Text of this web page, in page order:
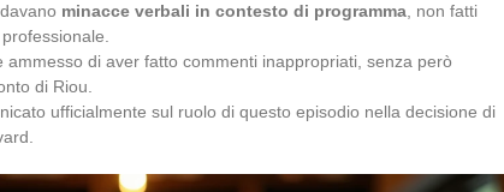
minacce verbali in contesto di programma, non fatti
di aver fatto commenti inappropriati, senza però
di Riou.
ufficialmente sul ruolo di questo episodio nella decisione di